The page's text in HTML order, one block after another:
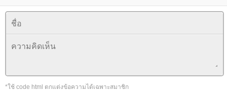
*ใช้ code html ตกแต่งข้อความได้เฉพาะสมาชิก